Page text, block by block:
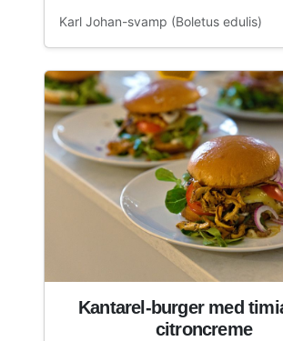
Karl Johan-svamp (Boletus edulis)
Kantarel-burger med
citroncreme